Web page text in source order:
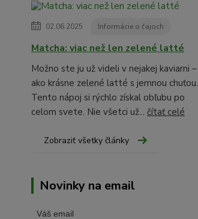
02.06.2025 Informácie o čajoch
Matcha: viac než len zelené latté
Možno ste ju už videli v nejakej kaviarni –
ako krásne zelené latté s jemnou chuťou.
Tento nápoj si rýchlo získal obľubu po
celom svete. Nie všetci už... čítať celé
Zobraziť všetky články
Novinky na email
Váš email